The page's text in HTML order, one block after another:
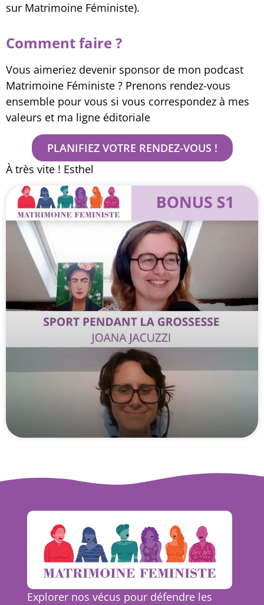
sur Matrimoine Féministe).
Comment faire ?
Vous aimeriez devenir sponsor de mon podcast
Matrimoine Féministe ? Prenons rendez-vous
ensemble pour vous si vous correspondez à mes
valeurs et ma ligne éditoriale
PLANIFIEZ VOTRE RENDEZ-VOUS !
À très vite ! Esthel
Explorer nos vécus pour défendre les